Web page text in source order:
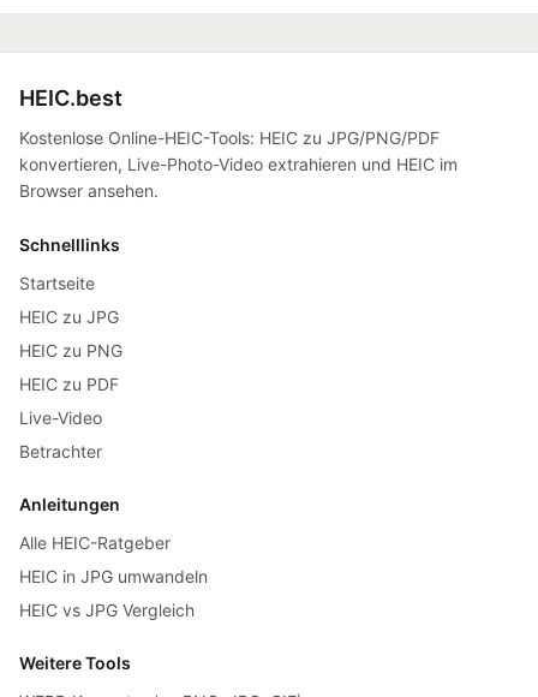
HEIC.best
Kostenlose Online-HEIC-Tools: HEIC zu JPG/PNG/PDF
konvertieren, Live-Photo-Video extrahieren und HEIC im
Browser ansehen.
Schnelllinks
Startseite
HEIC zu JPG
HEIC zu PNG
HEIC zu PDF
Live-Video
Betrachter
Anleitungen
Alle HEIC-Ratgeber
HEIC in JPG umwandeln
HEIC vs JPG Vergleich
Weitere Tools